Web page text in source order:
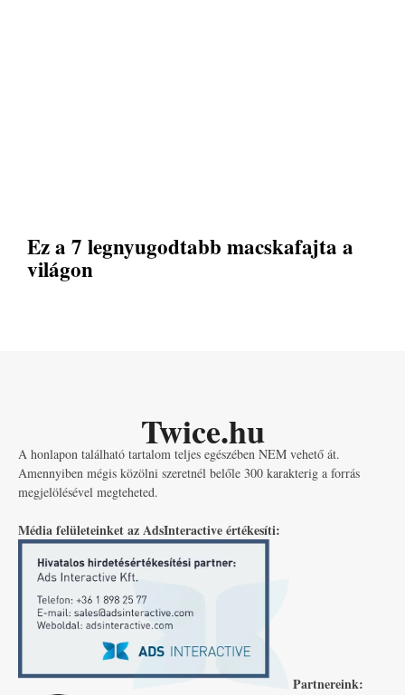
Ez a 7 legnyugodtabb macskafajta a
világon
Twice.hu
A honlapon található tartalom teljes egészében NEM vehető át.
Amennyiben mégis közölni szeretnél belőle 300 karakterig a forrás
megjelölésével megteheted.
Média felületeinket az AdsInteractive értékesíti:
Partnereink: